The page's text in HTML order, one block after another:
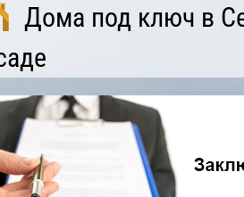
Дома под ключ в